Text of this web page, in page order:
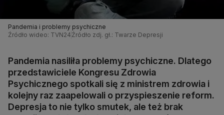
Pandemia i problemy psychiczne
Źródło wideo: TVN24 Źródło zdj. gł.: Twarze Depresji
Pandemia nasiliła problemy psychiczne. Dlatego
przedstawiciele Kongresu Zdrowia
Psychicznego spotkali się z ministrem zdrowia i
kolejny raz zaapelowali o przyspieszenie reform.
Depresja to nie tylko smutek, ale też brak